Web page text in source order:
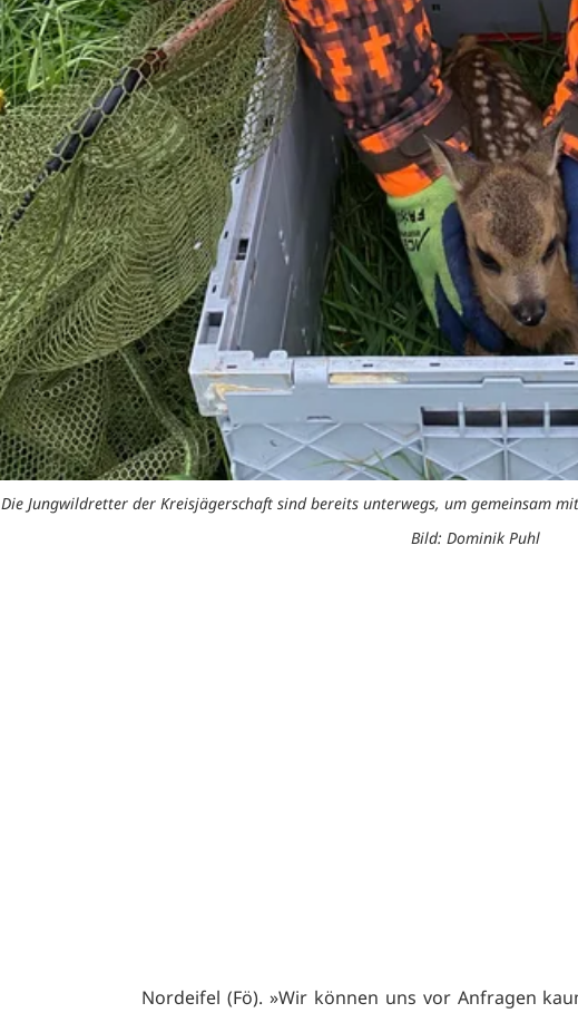
Die Jungwildretter der Kreisjägerschaft sind bereits unterwegs, um gemeinsam
Bild: Dominik Puhl
Nordeifel (Fö). »Wir können uns vor Anfragen